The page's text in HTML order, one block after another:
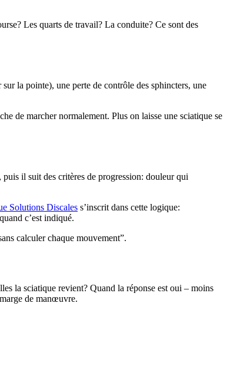
Les quarts de travail? La conduite? Ce sont des
la pointe), une perte de contrôle des sphincters, une
de marcher normalement. Plus on laisse une sciatique se
il suit des critères de progression: douleur qui
Solutions Discales s’inscrit dans cette logique:
c’est indiqué.
calculer chaque mouvement”.
la sciatique revient? Quand la réponse est oui – moins
de manœuvre.